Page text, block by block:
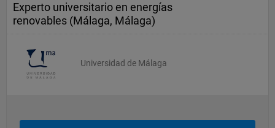
Experto universitario en energías
renovables (Málaga, Málaga)
Universidad de Málaga